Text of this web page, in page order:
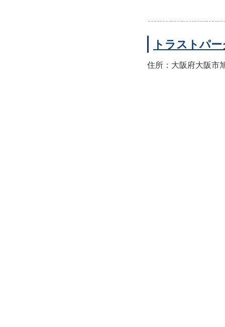
トラストパ
住所：大阪府大阪市